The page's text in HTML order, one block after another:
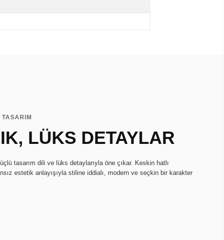
TASARIM
LÜKS DETAYLAR
tasarım dili ve lüks detaylarıyla öne çıkar. Keskin hatlı
estetik anlayışıyla stiline iddialı, modern ve seçkin bir karakter